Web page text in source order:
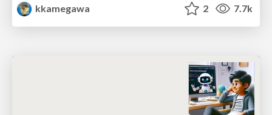
kkamegawa
2 7.7k